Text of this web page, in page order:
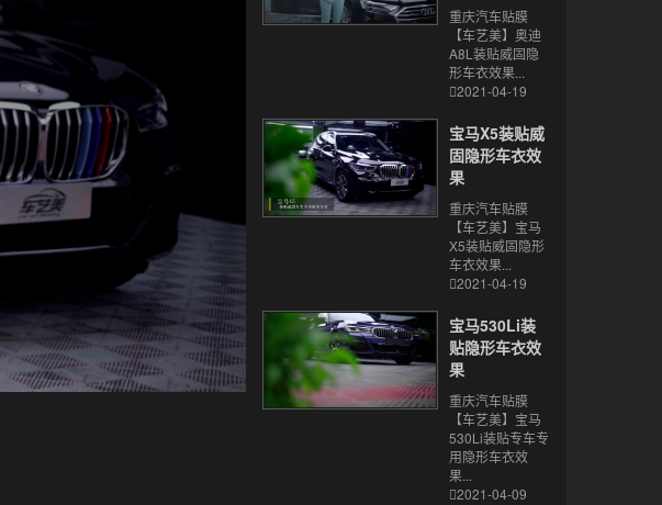
重庆汽车贴膜
【车艺美】奥迪
A8L装贴威固隐
形车衣效果...
2021-04-19
宝马X5装贴威
固隐形车衣效
果
重庆汽车贴膜
【车艺美】宝马
X5装贴威固隐形
车衣效果...
2021-04-19
宝马530Li装
贴隐形车衣效
果
重庆汽车贴膜
【车艺美】宝马
530Li装贴专车专
用隐形车衣效
果...
2021-04-09